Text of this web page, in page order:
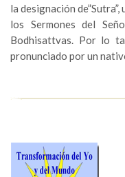
la designación
los Sermones del
Bodhisattvas. Por lo
pronunciado por un